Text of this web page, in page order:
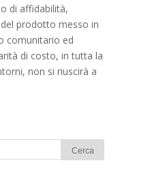
di affidabilità,
prodotto messo in
comunitario ed
di costo, in tutta la
non si riuscirà a